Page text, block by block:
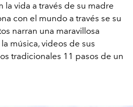
la vida a través de su madre
con el mundo a través se su
narran una maravillosa
música, videos de sus
tradicionales 11 pasos de un